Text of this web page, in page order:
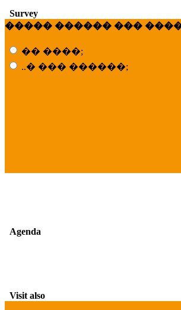
Survey
����� ������ ���
�� ����;
..� ��� ������;
Agenda
Visit also